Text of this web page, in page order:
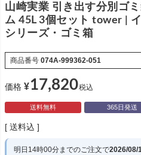
山崎実業 引き出す分別ゴ
ム 45L 3個セット tower |
シリーズ・ゴミ箱
商品番号 074A-999362-051
価格 ¥17,820税込
送料無料 365日発送
送料込
明日 14時00分までのご注文で2026/08/